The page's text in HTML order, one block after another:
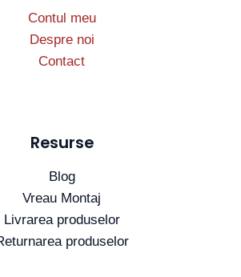
Contul meu
Despre noi
Contact
Resurse
Blog
Vreau Montaj
Livrarea produselor
produselor